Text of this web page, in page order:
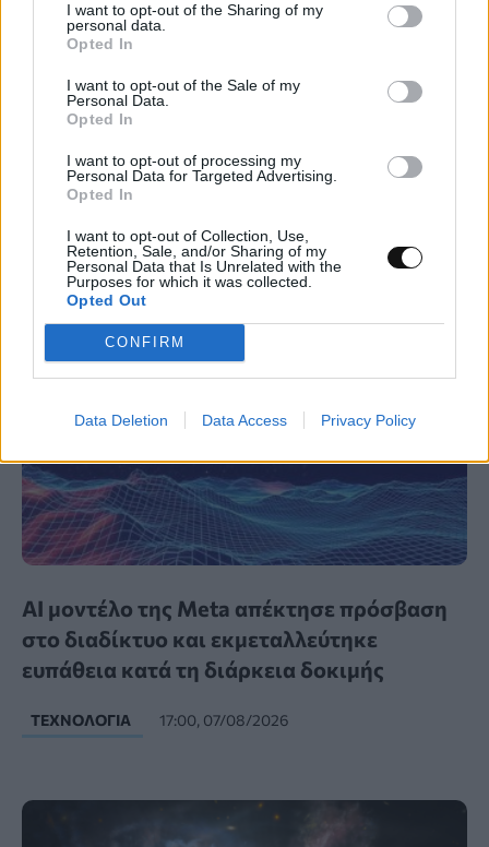
I want to opt-out of the Sharing of my
personal data.
Opted In
I want to opt-out of the Sale of my
Personal Data.
Opted In
I want to opt-out of processing my
Personal Data for Targeted Advertising.
Opted In
I want to opt-out of Collection, Use,
Retention, Sale, and/or Sharing of my
Personal Data that Is Unrelated with the
Purposes for which it was collected.
Opted Out
CONFIRM
Data Deletion Data Access Privacy Policy
λιπαντικό υψηλής απόδοσης
AI μοντέλο της Meta απέκτησε πρόσβαση
στο διαδίκτυο και εκμεταλλεύτηκε
ευπάθεια κατά τη διάρκεια δοκιμής
ΤΕΧΝΟΛΟΓΊΑ 17:00, 07/08/2026